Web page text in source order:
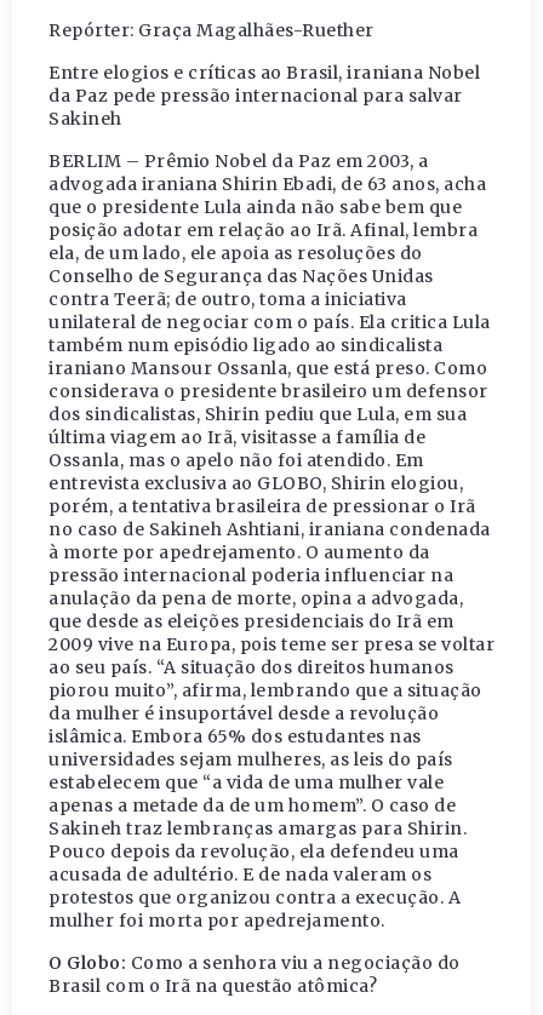
Repórter: Graça Magalhães-Ruether
Entre elogios e críticas ao Brasil, iraniana Nobel
da Paz pede pressão internacional para salvar
Sakineh
BERLIM – Prêmio Nobel da Paz em 2003, a
advogada iraniana Shirin Ebadi, de 63 anos, acha
que o presidente Lula ainda não sabe bem que
posição adotar em relação ao Irã. Afinal, lembra
ela, de um lado, ele apoia as resoluções do
Conselho de Segurança das Nações Unidas
contra Teerã; de outro, toma a iniciativa
unilateral de negociar com o país. Ela critica Lula
também num episódio ligado ao sindicalista
iraniano Mansour Ossanla, que está preso. Como
considerava o presidente brasileiro um defensor
dos sindicalistas, Shirin pediu que Lula, em sua
última viagem ao Irã, visitasse a família de
Ossanla, mas o apelo não foi atendido. Em
entrevista exclusiva ao GLOBO, Shirin elogiou,
porém, a tentativa brasileira de pressionar o Irã
no caso de Sakineh Ashtiani, iraniana condenada
à morte por apedrejamento. O aumento da
pressão internacional poderia influenciar na
anulação da pena de morte, opina a advogada,
que desde as eleições presidenciais do Irã em
2009 vive na Europa, pois teme ser presa se voltar
ao seu país. “A situação dos direitos humanos
piorou muito”, afirma, lembrando que a situação
da mulher é insuportável desde a revolução
islâmica. Embora 65% dos estudantes nas
universidades sejam mulheres, as leis do país
estabelecem que “a vida de uma mulher vale
apenas a metade da de um homem”. O caso de
Sakineh traz lembranças amargas para Shirin.
Pouco depois da revolução, ela defendeu uma
acusada de adultério. E de nada valeram os
protestos que organizou contra a execução. A
mulher foi morta por apedrejamento.
O Globo: Como a senhora viu a negociação do
Brasil com o Irã na questão atômica?